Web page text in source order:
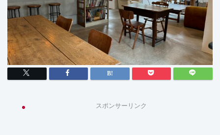
スポンサーリンク